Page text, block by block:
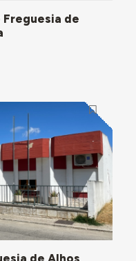
de
de Alhos